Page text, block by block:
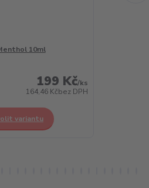
10ml
199 Kč/ks
164,46 Kčbez DPH
variantu